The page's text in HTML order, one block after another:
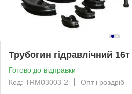
Трубогин гідравлічний
Готово до відправки
Код: TRM03003-2
Опт і роздріб